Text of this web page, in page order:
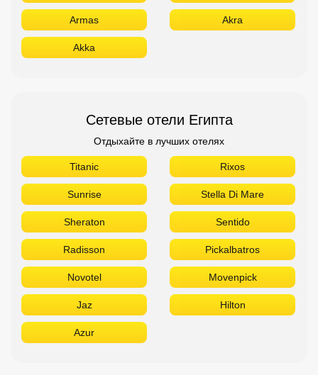
Armas Akra
Akka
Сетевые отели Египта
Отдыхайте в лучших отелях
Titanic Rixos
Sunrise Stella Di Mare
Sheraton Sentido
Radisson Pickalbatros
Novotel Movenpick
Jaz Hilton
Azur